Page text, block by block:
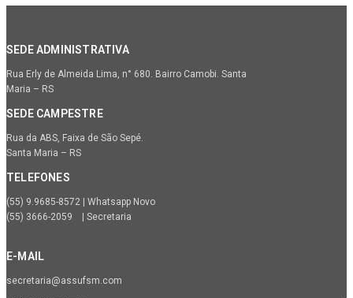
SEDE ADMINISTRATIVA
Rua Erly de Almeida Lima, n° 680. Bairro Camobi. Santa
Maria – RS
SEDE CAMPESTRE
Rua da ABS, Faixa de São Sepé.
Santa Maria – RS
TELEFONES
(55) 9.9685-8572 | Whatsapp Novo
(55) 3666-2059 | Secretaria
E-MAIL
secretaria@assufsm.com